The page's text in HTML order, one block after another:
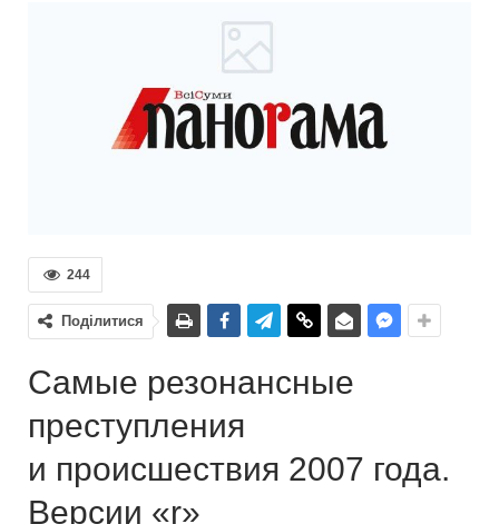
244
Поділитися
Самые резонансные
преступления
и происшествия 2007 года.
Версии «r»